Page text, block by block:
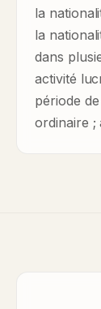
la
la
dans
activité
période
ordinaire ;